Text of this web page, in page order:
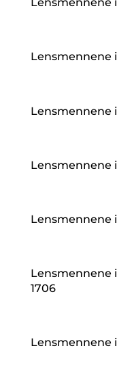
Lensmennene
Lensmennene
Lensmennene
Lensmennene
Lensmennene
1706
Lensmennene